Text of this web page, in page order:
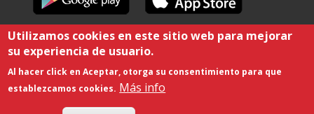
Viviendas en Residencial Pueblo Andaluz
Viviendas en Urbanización Playa
Serena Sur -Apartamentos en Roquetas de Mar
Utilizamos cookies en este sitio web para mejorar
su experiencia de usuario.
Al hacer click en Aceptar, otorga su consentimiento para que
establezcamos cookies. Más info